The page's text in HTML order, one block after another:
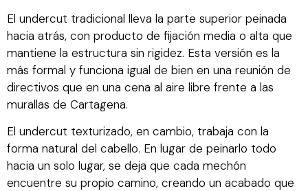
El undercut tradicional lleva la parte superior peinada
hacia atrás, con producto de fijación media o alta que
mantiene la estructura sin rigidez. Esta versión es la
más formal y funciona igual de bien en una reunión de
directivos que en una cena al aire libre frente a las
murallas de Cartagena.
El undercut texturizado, en cambio, trabaja con la
forma natural del cabello. En lugar de peinarlo todo
hacia un solo lugar, se deja que cada mechón
encuentre su propio camino, creando un acabado que